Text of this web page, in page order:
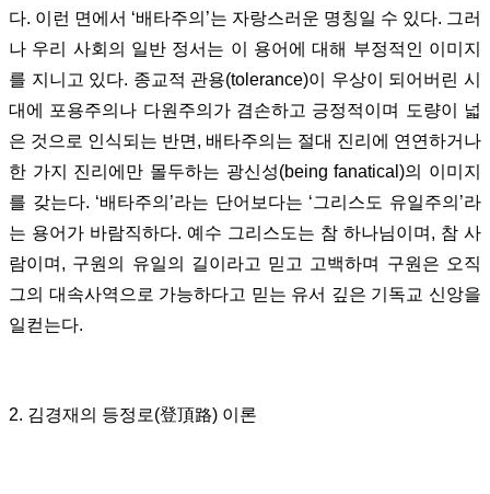
다. 이런 면에서 ‘배타주의’는 자랑스러운 명칭일 수 있다. 그러
나 우리 사회의 일반 정서는 이 용어에 대해 부정적인 이미지
를 지니고 있다. 종교적 관용(tolerance)이 우상이 되어버린 시
대에 포용주의나 다원주의가 겸손하고 긍정적이며 도량이 넓
은 것으로 인식되는 반면, 배타주의는 절대 진리에 연연하거나
한 가지 진리에만 몰두하는 광신성(being fanatical)의 이미지
를 갖는다. ‘배타주의’라는 단어보다는 ‘그리스도 유일주의’라
는 용어가 바람직하다. 예수 그리스도는 참 하나님이며, 참 사
람이며, 구원의 유일의 길이라고 믿고 고백하며 구원은 오직
그의 대속사역으로 가능하다고 믿는 유서 깊은 기독교 신앙을
일컫는다.
2. 김경재의 등정로(登頂路) 이론